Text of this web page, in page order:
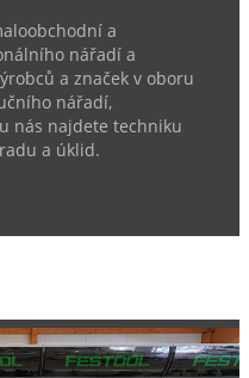
a
nářadí a
a značek v oboru
nářadí,
nás najdete techniku
a úklid.